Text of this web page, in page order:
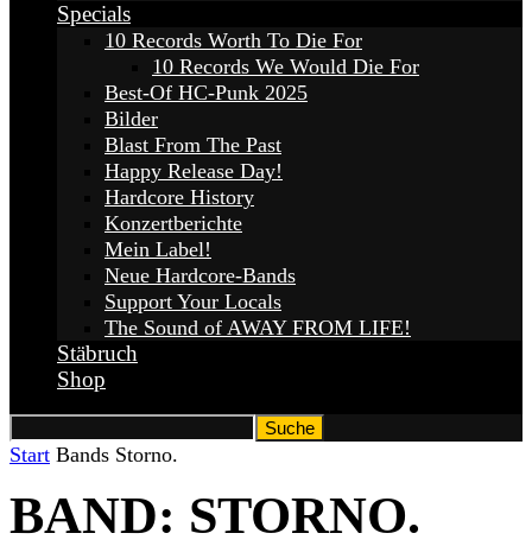
Specials
10 Records Worth To Die For
10 Records We Would Die For
Best-Of HC-Punk 2025
Bilder
Blast From The Past
Happy Release Day!
Hardcore History
Konzertberichte
Mein Label!
Neue Hardcore-Bands
Support Your Locals
The Sound of AWAY FROM LIFE!
Stäbruch
Shop
Start Bands Storno.
BAND: STORNO.